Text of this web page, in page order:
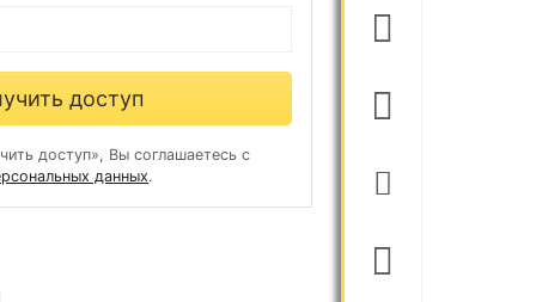
доступ
доступ», Вы соглашаетесь с
данных.